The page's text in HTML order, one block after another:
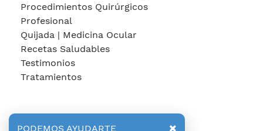
Procedimientos Quirúrgicos
Profesional
Quijada | Medicina Ocular
Recetas Saludables
Testimonios
Tratamientos
PODEMOS AYUDARTE